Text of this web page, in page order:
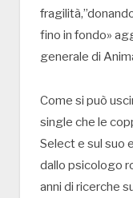
fino in fondo»
generale di
Come si può
single che le
Select e sul suo
dallo psicologo
anni di ricerche